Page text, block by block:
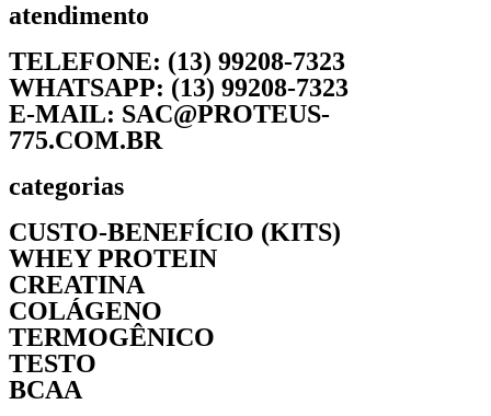
atendimento
TELEFONE: (13) 99208-7323
WHATSAPP: (13) 99208-7323
E-MAIL: SAC@PROTEUS-
775.COM.BR
categorias
CUSTO-BENEFÍCIO (KITS)
WHEY PROTEIN
CREATINA
COLÁGENO
TERMOGÊNICO
TESTO
BCAA